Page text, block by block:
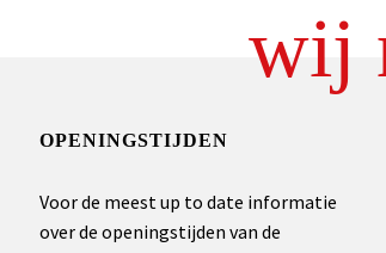
wij
OPENINGSTIJDEN
Voor de meest up to date informatie
over de openingstijden van de